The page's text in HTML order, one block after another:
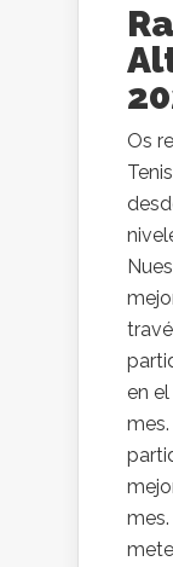
Os
en